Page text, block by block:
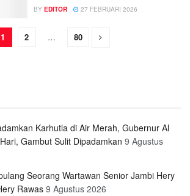
BY EDITOR 27 FEBRUARI 2026
1 2 … 80
Karhutla di Air Merah, Gubernur Al
Gambut Sulit Dipadamkan 9 Agustus
Seorang Wartawan Senior Jambi Hery
Rawas 9 Agustus 2026